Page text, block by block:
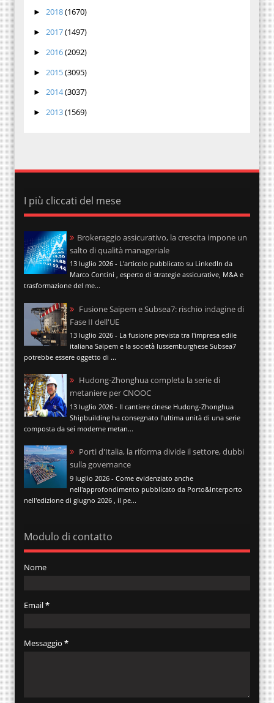
► 2018(1670)
► 2017(1497)
► 2016(2092)
► 2015(3095)
► 2014(3037)
► 2013(1569)
I più cliccati del mese
Brokeraggio assicurativo, la crescita impone un
salto di qualità manageriale
13 luglio 2026 - L'articolo pubblicato su LinkedIn da
Marco Contini , esperto di strategie assicurative, M&A e
trasformazione del me...
Fusione Saipem e Subsea7: rischio indagine di
Fase II dell'UE
13 luglio 2026 - La fusione prevista tra l'impresa edile
italiana Saipem e la società lussemburghese Subsea7
potrebbe essere oggetto di ...
Hudong-Zhonghua completa la serie di
metaniere per CNOOC
13 luglio 2026 - Il cantiere cinese Hudong-Zhonghua
Shipbuilding ha consegnato l'ultima unità di una serie
composta da sei moderne metan...
Porti d'Italia, la riforma divide il settore, dubbi
sulla governance
9 luglio 2026 - Come evidenziato anche
nell'approfondimento pubblicato da Porto&Interporto
nell'edizione di giugno 2026 , il pe...
Modulo di contatto
Nome
Email*
Messaggio *